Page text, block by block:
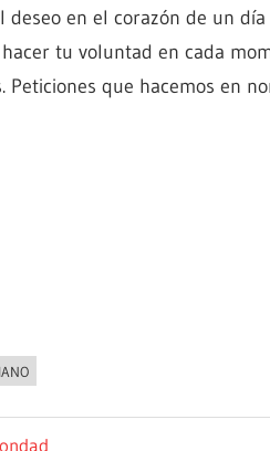
deseo en el corazón de un
tu voluntad en cada
Peticiones que hacemos en